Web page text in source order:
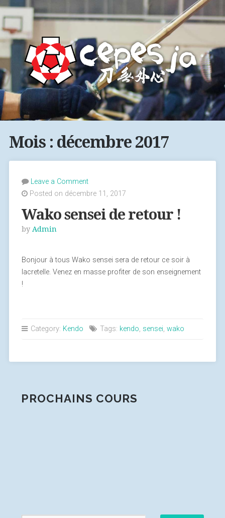
Mois : décembre 2017
Leave a Comment
Posted on décembre 11, 2017
Wako sensei de retour !
by Admin
Bonjour à tous Wako sensei sera de retour ce soir à
lacretelle. Venez en masse profiter de son enseignement
!
Category: Kendo Tags: kendo, sensei, wako
PROCHAINS COURS